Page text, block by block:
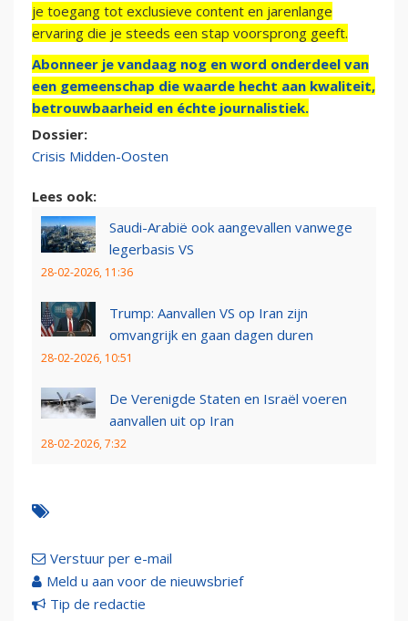
je toegang tot exclusieve content en jarenlange
ervaring die je steeds een stap voorsprong geeft.
Abonneer je vandaag nog en word onderdeel van
een gemeenschap die waarde hecht aan kwaliteit,
betrouwbaarheid en échte journalistiek.
Dossier:
Crisis Midden-Oosten
Lees ook:
Saudi-Arabië ook aangevallen vanwege
legerbasis VS
28-02-2026, 11:36
Trump: Aanvallen VS op Iran zijn
omvangrijk en gaan dagen duren
28-02-2026, 10:51
De Verenigde Staten en Israël voeren
aanvallen uit op Iran
28-02-2026, 7:32
Verstuur per e-mail
Meld u aan voor de nieuwsbrief
Tip de redactie